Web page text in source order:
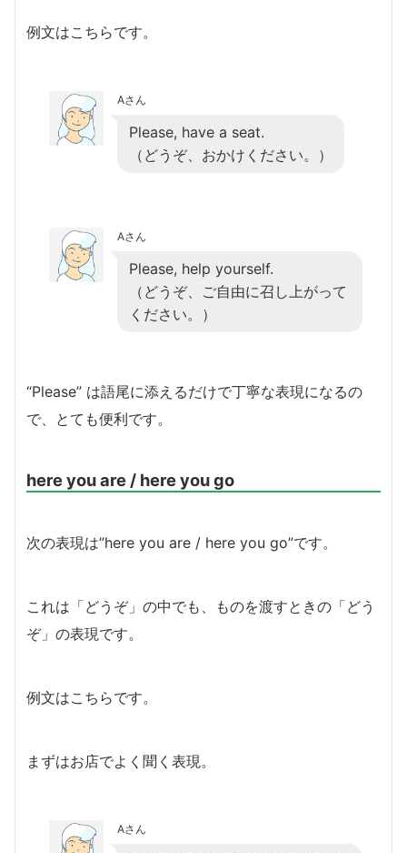
例文はこちらです。
Aさん
Please, have a seat.
（どうぞ、おかけください。）
Aさん
Please, help yourself.
（どうぞ、ご自由に召し上がって
ください。）
“Please” は語尾に添えるだけで丁寧な表現になるの
で、とても便利です。
here you are / here you go
次の表現は”here you are / here you go”です。
これは「どうぞ」の中でも、ものを渡すときの「どう
ぞ」の表現です。
例文はこちらです。
まずはお店でよく聞く表現。
Aさん